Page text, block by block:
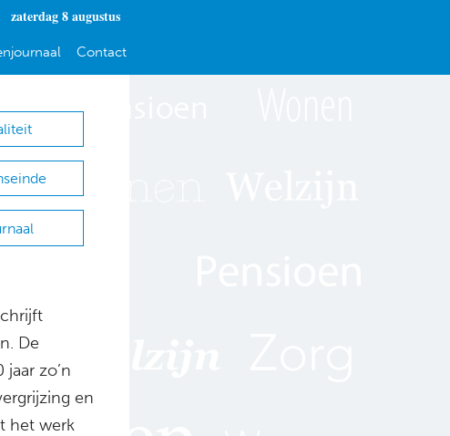
zaterdag 8 augustus
Contact
De
zo’n
en
het werk